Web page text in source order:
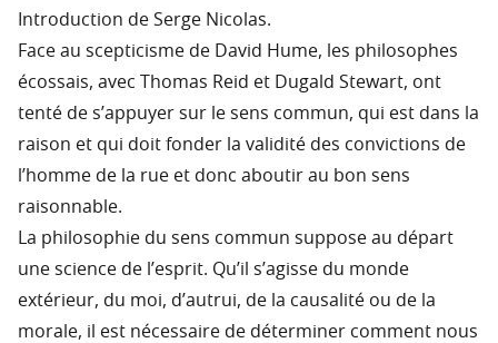
Introduction de Serge Nicolas.
Face au scepticisme de David Hume, les philosophes
écossais, avec Thomas Reid et Dugald Stewart, ont
tenté de s’appuyer sur le sens commun, qui est dans la
raison et qui doit fonder la validité des convictions de
l’homme de la rue et donc aboutir au bon sens
raisonnable.
La philosophie du sens commun suppose au départ
une science de l’esprit. Qu’il s’agisse du monde
extérieur, du moi, d’autrui, de la causalité ou de la
morale, il est nécessaire de déterminer comment nous